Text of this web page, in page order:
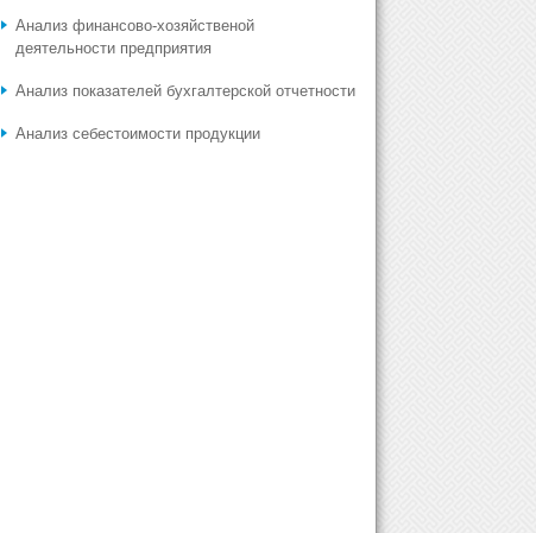
Анализ финансово-хозяйственой
деятельности предприятия
Анализ показателей бухгалтерской отчетности
Анализ себестоимости продукции